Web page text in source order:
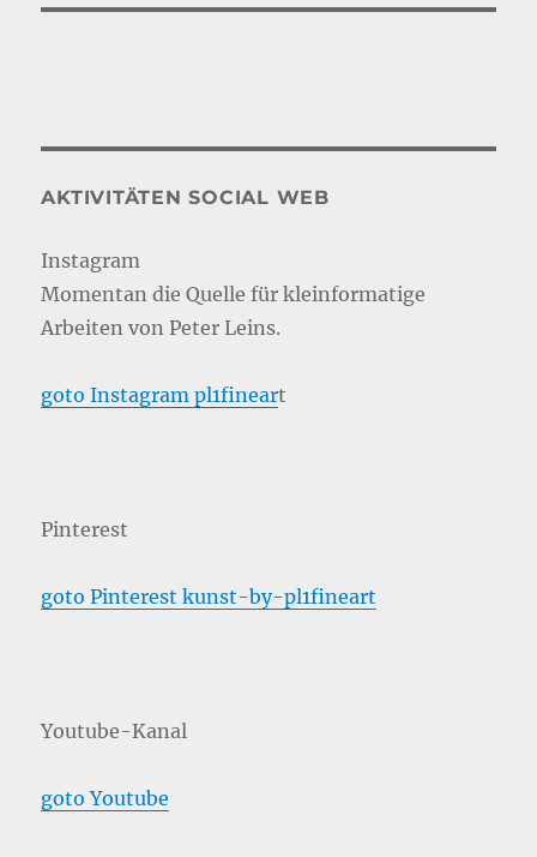
AKTIVITÄTEN SOCIAL WEB
Instagram
Momentan die Quelle für kleinformatige
Arbeiten von Peter Leins.
goto Instagram pl1fineart
Pinterest
goto Pinterest kunst-by-pl1fineart
Youtube-Kanal
goto Youtube